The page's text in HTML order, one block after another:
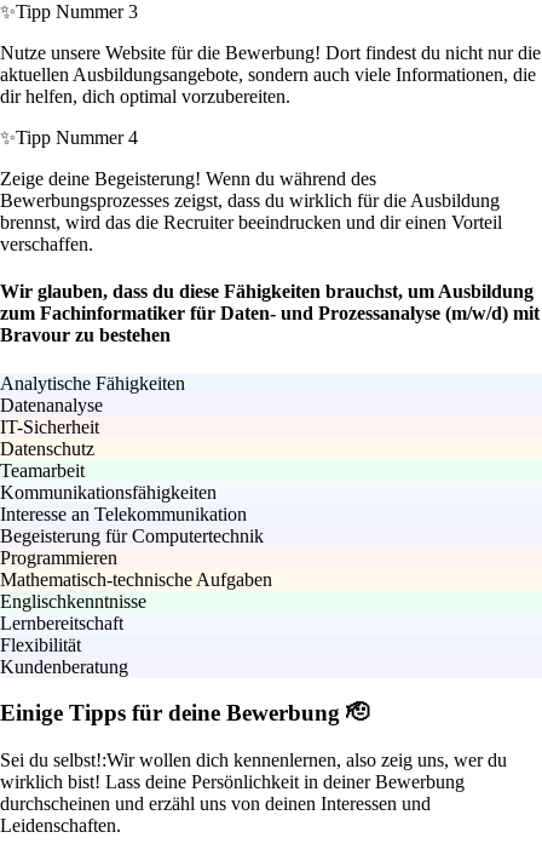
✨Tipp Nummer 3
Nutze unsere Website für die Bewerbung! Dort findest du nicht nur die
aktuellen Ausbildungsangebote, sondern auch viele Informationen, die
dir helfen, dich optimal vorzubereiten.
✨Tipp Nummer 4
Zeige deine Begeisterung! Wenn du während des
Bewerbungsprozesses zeigst, dass du wirklich für die Ausbildung
brennst, wird das die Recruiter beeindrucken und dir einen Vorteil
verschaffen.
Wir glauben, dass du diese Fähigkeiten brauchst, um Ausbildung
zum Fachinformatiker für Daten- und Prozessanalyse (m/w/d) mit
Bravour zu bestehen
Analytische Fähigkeiten
Datenanalyse
IT-Sicherheit
Datenschutz
Teamarbeit
Kommunikationsfähigkeiten
Interesse an Telekommunikation
Begeisterung für Computertechnik
Programmieren
Mathematisch-technische Aufgaben
Englischkenntnisse
Lernbereitschaft
Flexibilität
Kundenberatung
Einige Tipps für deine Bewerbung 🫡
Sei du selbst!:Wir wollen dich kennenlernen, also zeig uns, wer du
wirklich bist! Lass deine Persönlichkeit in deiner Bewerbung
durchscheinen und erzähl uns von deinen Interessen und
Leidenschaften.